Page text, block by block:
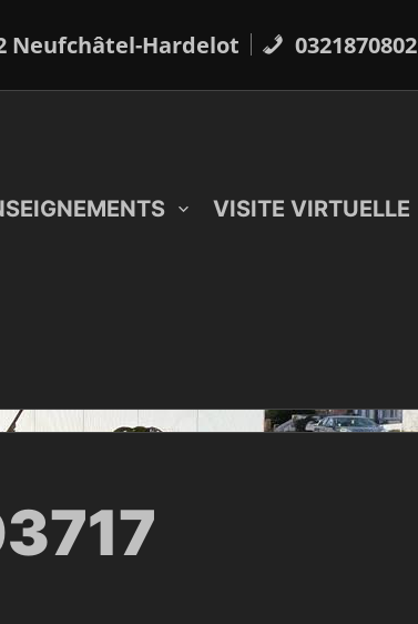
Neufchâtel-Hardelot 0321870802
VISITE VIRTUELLE